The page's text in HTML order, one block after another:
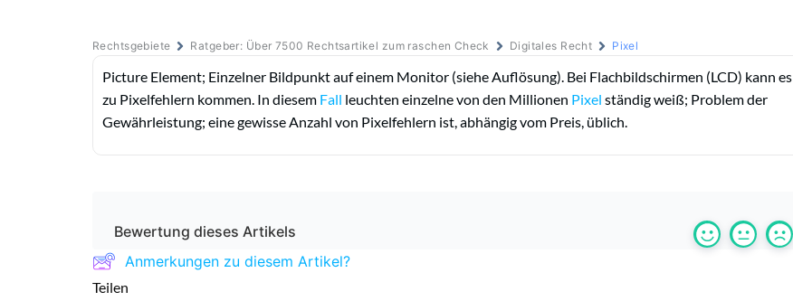
Rechtsgebiete Ratgeber: Über 7500 Rechtsartikel zum raschen Check Digitales Recht Pixel
Picture Element; Einzelner Bildpunkt auf einem Monitor (siehe Auflösung). Bei Flachbildschirmen (LCD) kann es
zu Pixelfehlern kommen. In diesem Fall leuchten einzelne von den Millionen Pixel ständig weiß; Problem der
Gewährleistung; eine gewisse Anzahl von Pixelfehlern ist, abhängig vom Preis, üblich.
Bewertung dieses Artikels
Anmerkungen zu diesem Artikel?
Teilen